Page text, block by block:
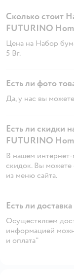
Сколько стоит
FUTURINO
Цена на Набор
5 Br.
Есть ли фото
Да, у нас вы
Есть ли скидки
FUTURINO
В нашем интернет-
скидок. Вы можете
из меню сайта.
Есть ли
Осуществляем
информацией
и оплата"